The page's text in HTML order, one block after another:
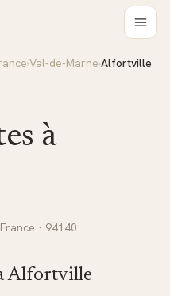
›Val-de-Marne›Alfortville
à
· 94140
Alfortville